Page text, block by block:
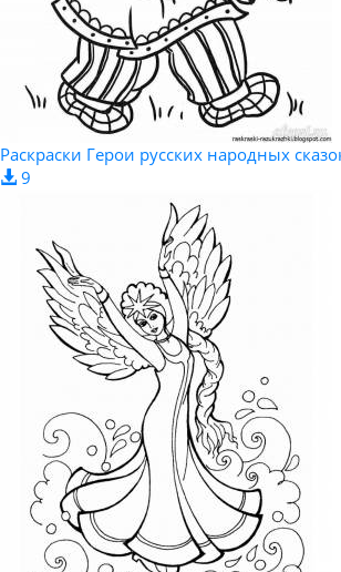
Раскраски Герои русских народных
9